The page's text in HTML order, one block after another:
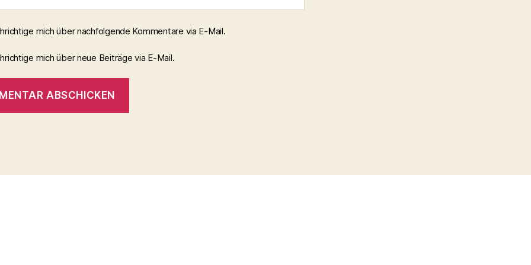
mich über nachfolgende Kommentare via E-Mail.
mich über neue Beiträge via E-Mail.